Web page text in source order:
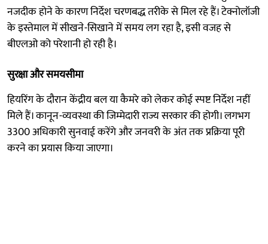
नजदीक होने के कारण निर्देश चरणबद्ध तरीके से मिल रहे हैं। टेक्नोलॉजी
के इस्तेमाल में सीखने-सिखाने में समय लग रहा है, इसी वजह से
बीएलओ को परेशानी हो रही है।
सुरक्षा और समयसीमा
हियरिंग के दौरान केंद्रीय बल या कैमरे को लेकर कोई स्पष्ट निर्देश नहीं
मिले हैं। कानून-व्यवस्था की जिम्मेदारी राज्य सरकार की होगी। लगभग
3300 अधिकारी सुनवाई करेंगे और जनवरी के अंत तक प्रक्रिया पूरी
करने का प्रयास किया जाएगा।